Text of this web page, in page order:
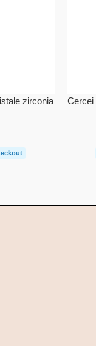
zirconia
Cercei